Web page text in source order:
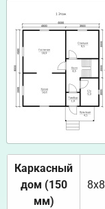
Каркасный
дом (150
мм)
8х8